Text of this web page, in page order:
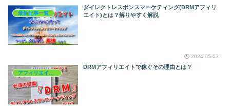
最新記事一覧
ダイレクトレスポンスマーケティング(DRMアフィリ
エイト)とは？解りやすく解説
2024.05.03
DRMアフィリエイトで稼ぐその理由とは？